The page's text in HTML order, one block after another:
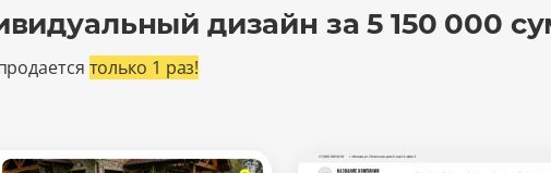
дизайн за 5 150 000
только 1 раз!